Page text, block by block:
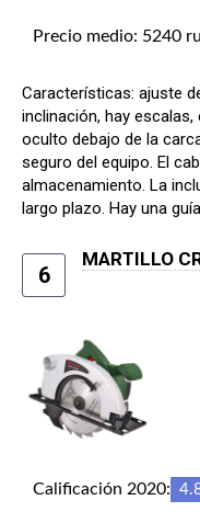
Precio medio: 5240
Características: ajuste
inclinación, hay
oculto debajo de la
seguro del equipo. El
almacenamiento. La
largo plazo. Hay una
6
MARTILLO
Calificación 2020: